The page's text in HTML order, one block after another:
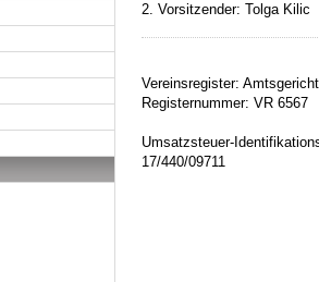
2. Vorsitzender: Tolga Kilic
Vereinsregister:
Registernummer: VR 6567
Umsatzsteuer-
17/440/09711